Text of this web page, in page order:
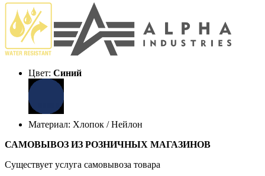
Цвет: Синий
Материал: Хлопок / Нейлон
САМОВЫВОЗ ИЗ РОЗНИЧНЫХ МАГАЗИНОВ
Существует услуга самовывоза товара